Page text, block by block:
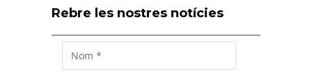
Rebre les nostres notícies